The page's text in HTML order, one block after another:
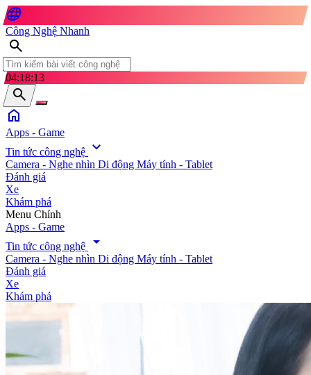
language
Công Nghệ Nhanh
search
04:18:14
search
home
Apps - Game
Tin tức công nghệ expand_more
Camera - Nghe nhìn Di động Máy tính - Tablet
Đánh giá
Xe
Khám phá
search
Menu Chính
Apps - Game
Tin tức công nghệ
arrow_drop_down
Camera - Nghe nhìn Di động Máy tính - Tablet
Đánh giá
Xe
Khám phá